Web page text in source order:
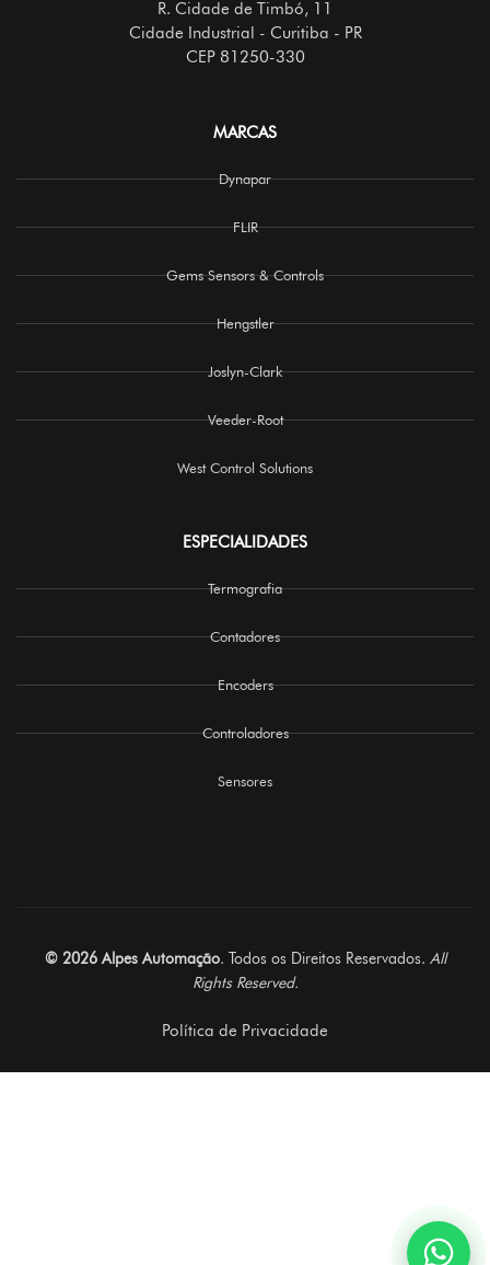
R. Cidade de Timbó, 11
Cidade Industrial - Curitiba - PR
CEP 81250-330
MARCAS
Dynapar
FLIR
Gems Sensors & Controls
Hengstler
Joslyn-Clark
Veeder-Root
West Control Solutions
ESPECIALIDADES
Termografia
Contadores
Encoders
Controladores
Sensores
© 2026 Alpes Automação. Todos os Direitos Reservados. All
Rights Reserved.
Política de Privacidade